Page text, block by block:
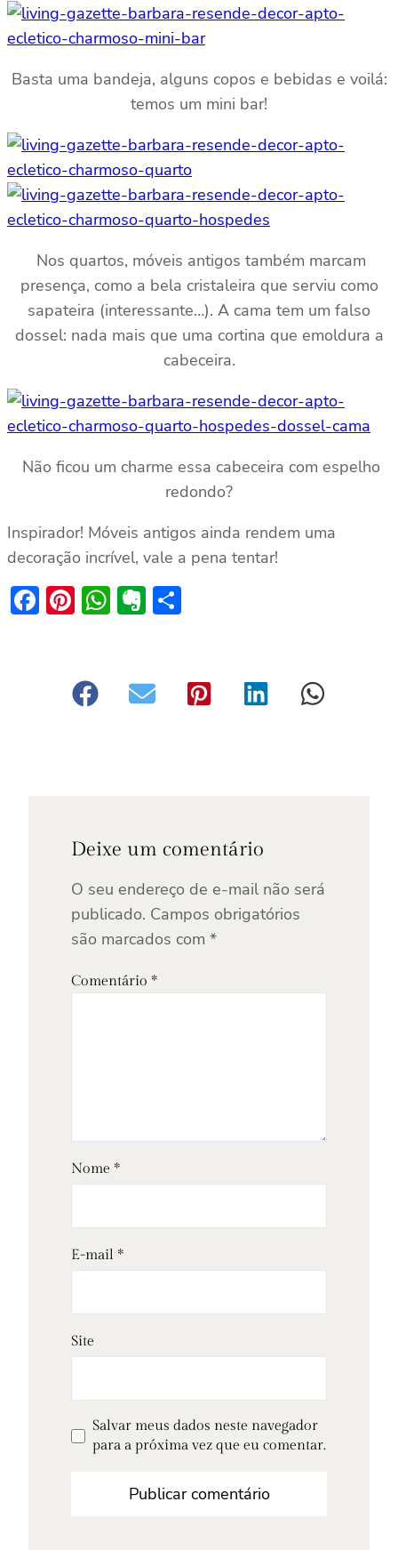
Basta uma bandeja, alguns copos e bebidas e voilá:
temos um mini bar!
Nos quartos, móveis antigos também marcam
presença, como a bela cristaleira que serviu como
sapateira (interessante…). A cama tem um falso
dossel: nada mais que uma cortina que emoldura a
cabeceira.
Não ficou um charme essa cabeceira com espelho
redondo?
Inspirador! Móveis antigos ainda rendem uma
decoração incrível, vale a pena tentar!
Facebook
Pinterest
WhatsApp
Evernote
Deixe um comentário
O seu endereço de e-mail não será
publicado. Campos obrigatórios
são marcados com *
Comentário *
Nome *
E-mail *
Site
Salvar meus dados neste navegador
para a próxima vez que eu comentar.